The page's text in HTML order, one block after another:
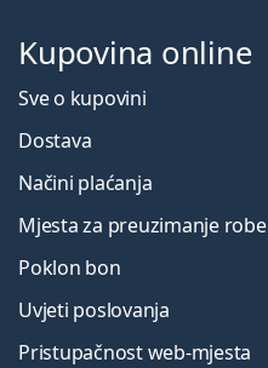
Kupovina online
Sve o kupovini
Dostava
Načini plaćanja
Mjesta za preuzimanje robe
Poklon bon
Uvjeti poslovanja
Pristupačnost web-mjesta